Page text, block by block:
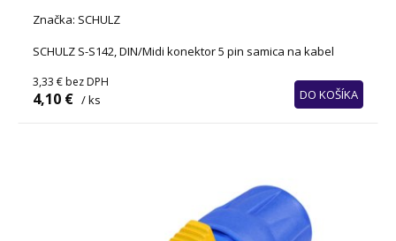
Značka: SCHULZ
SCHULZ S-S142, DIN/Midi konektor 5 pin samica na kabel
3,33 € bez DPH
4,10 € / ks DO KOŠÍKA